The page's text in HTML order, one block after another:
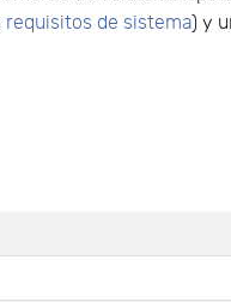
requisitos de sistema) y